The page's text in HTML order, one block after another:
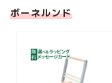
ボーネルンド